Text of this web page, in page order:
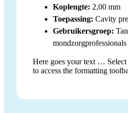
Koplengte: 2,00 mm
Toepassing: Cavity
Gebruikersgroep:
mondzorgprofessionals
Here goes your text …
to access the formatting